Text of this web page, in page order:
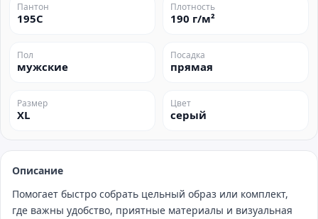
Пантон
195C
Плотность
190 г/м²
Пол
мужские
Посадка
прямая
Размер
XL
Цвет
серый
Описание
Помогает быстро собрать цельный образ или комплект,
где важны удобство, приятные материалы и визуальная